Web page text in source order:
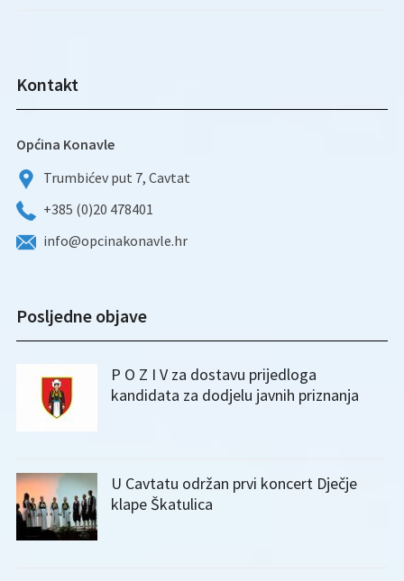
Kontakt
Općina Konavle
Trumbićev put 7, Cavtat
+385 (0)20 478401
info@opcinakonavle.hr
Posljedne objave
P O Z I V za dostavu prijedloga
kandidata za dodjelu javnih priznanja
U Cavtatu održan prvi koncert Dječje
klape Škatulica